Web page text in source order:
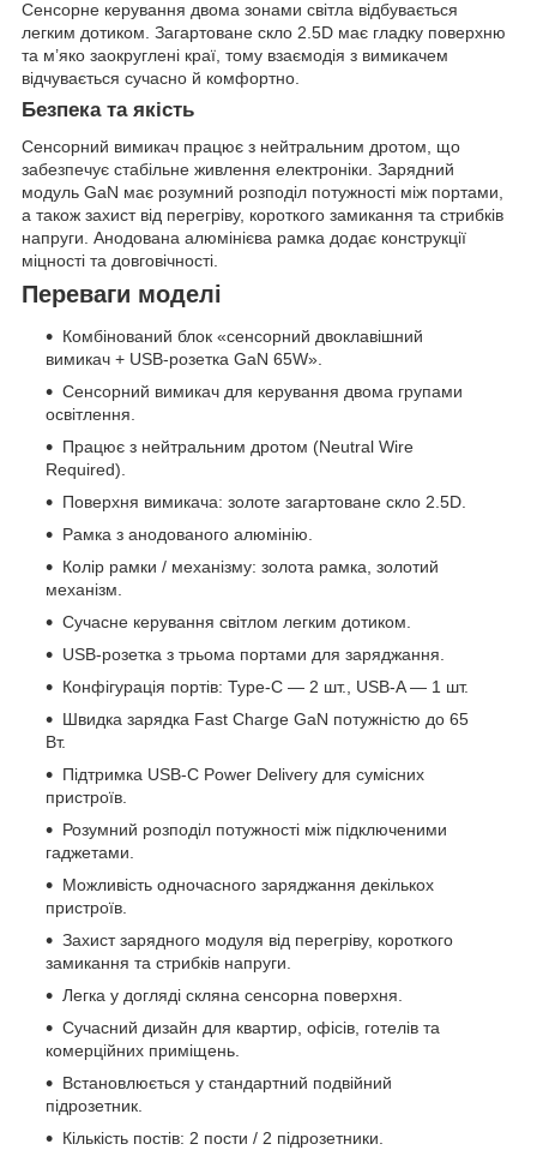
Сенсорне керування двома зонами світла відбувається
легким дотиком. Загартоване скло 2.5D має гладку поверхню
та м’яко заокруглені краї, тому взаємодія з вимикачем
відчувається сучасно й комфортно.
Безпека та якість
Сенсорний вимикач працює з нейтральним дротом, що
забезпечує стабільне живлення електроніки. Зарядний
модуль GaN має розумний розподіл потужності між портами,
а також захист від перегріву, короткого замикання та стрибків
напруги. Анодована алюмінієва рамка додає конструкції
міцності та довговічності.
Переваги моделі
Комбінований блок «сенсорний двоклавішний
вимикач + USB-розетка GaN 65W».
Сенсорний вимикач для керування двома групами
освітлення.
Працює з нейтральним дротом (Neutral Wire
Required).
Поверхня вимикача: золоте загартоване скло 2.5D.
Рамка з анодованого алюмінію.
Колір рамки / механізму: золота рамка, золотий
механізм.
Сучасне керування світлом легким дотиком.
USB-розетка з трьома портами для заряджання.
Конфігурація портів: Type-C — 2 шт., USB-A — 1 шт.
Швидка зарядка Fast Charge GaN потужністю до 65
Вт.
Підтримка USB-C Power Delivery для сумісних
пристроїв.
Розумний розподіл потужності між підключеними
гаджетами.
Можливість одночасного заряджання декількох
пристроїв.
Захист зарядного модуля від перегріву, короткого
замикання та стрибків напруги.
Легка у догляді скляна сенсорна поверхня.
Сучасний дизайн для квартир, офісів, готелів та
комерційних приміщень.
Встановлюється у стандартний подвійний
підрозетник.
Кількість постів: 2 пости / 2 підрозетники.